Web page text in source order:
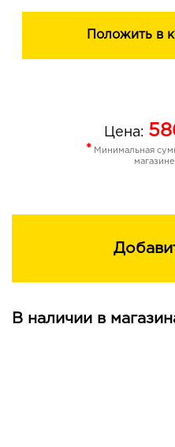
Положить в
Цена:
* Минимальная
В наличии в